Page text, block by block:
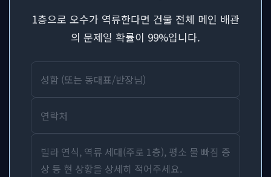
1층으로 오수가 역류한다면 건물 전체 메인 배관
의 문제일 확률이 99%입니다.